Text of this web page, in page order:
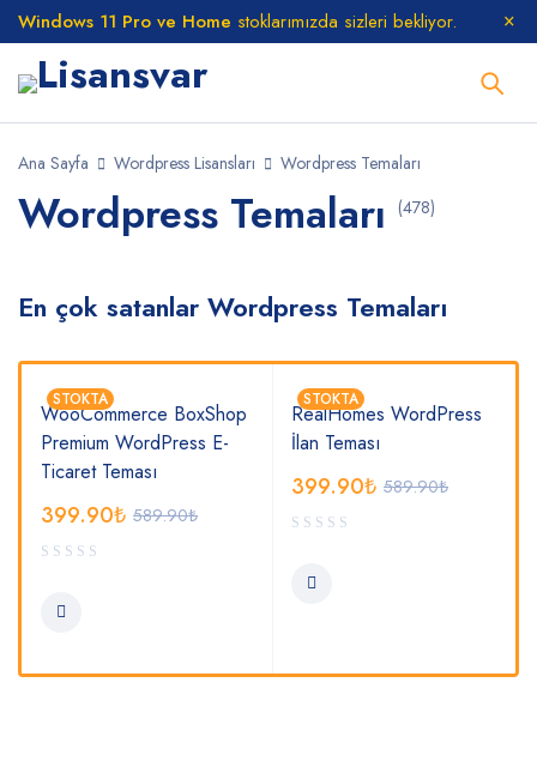
Windows 11 Pro ve Home stoklarımızda sizleri bekliyor.
Ana Sayfa Wordpress Lisansları Wordpress Temaları
Wordpress Temaları (478)
En çok satanlar Wordpress Temaları
STOKTA
WooCommerce BoxShop
Premium WordPress E-
Ticaret Teması
589.90₺
399.90₺
STOKTA
RealHomes WordPress
İlan Teması
589.90₺
399.90₺